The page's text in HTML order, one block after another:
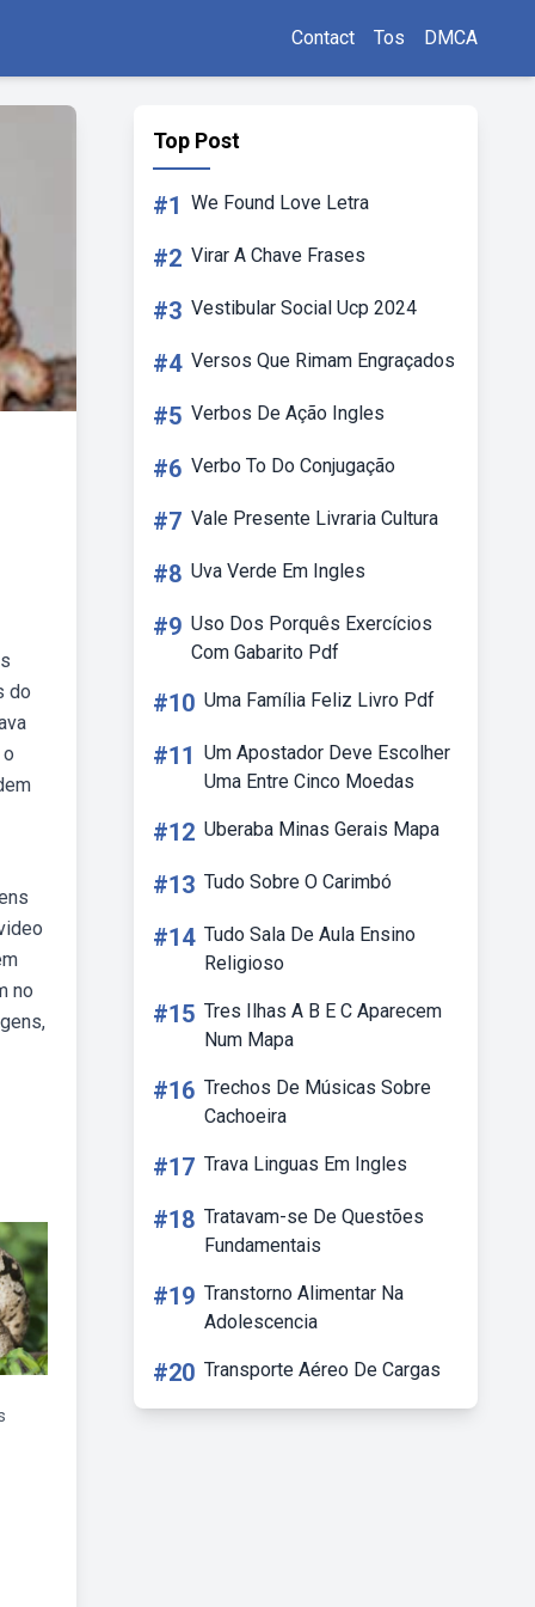
Contact Tos DMCA
do
no
Top Post
#1 We Found Love Letra
#2 Virar A Chave Frases
#3 Vestibular Social Ucp 2024
#4 Versos Que Rimam Engraçados
#5 Verbos De Ação Ingles
#6 Verbo To Do Conjugação
#7 Vale Presente Livraria Cultura
#8 Uva Verde Em Ingles
#9 Uso Dos Porquês Exercícios
Com Gabarito Pdf
#10 Uma Família Feliz Livro Pdf
#11 Um Apostador Deve Escolher
Uma Entre Cinco Moedas
#12 Uberaba Minas Gerais Mapa
#13 Tudo Sobre O Carimbó
#14 Tudo Sala De Aula Ensino
Religioso
#15 Tres Ilhas A B E C Aparecem
Num Mapa
#16 Trechos De Músicas Sobre
Cachoeira
#17 Trava Linguas Em Ingles
#18 Tratavam-se De Questões
Fundamentais
#19 Transtorno Alimentar Na
Adolescencia
#20 Transporte Aéreo De Cargas